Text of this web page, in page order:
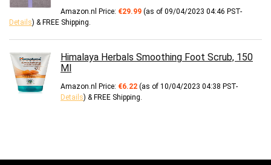
Amazon.nl Price: €29.99 (as of 09/04/2023 04:46 PST-
Details) & FREE Shipping.
Himalaya Herbals Smoothing Foot Scrub, 150
Ml
Amazon.nl Price: €6.22 (as of 10/04/2023 04:38 PST-
Details) & FREE Shipping.